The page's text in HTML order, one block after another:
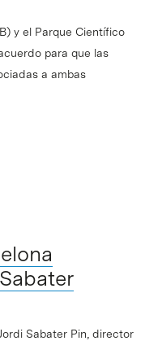
y el Parque Científico
para que las
a ambas
Sabater Pin, director